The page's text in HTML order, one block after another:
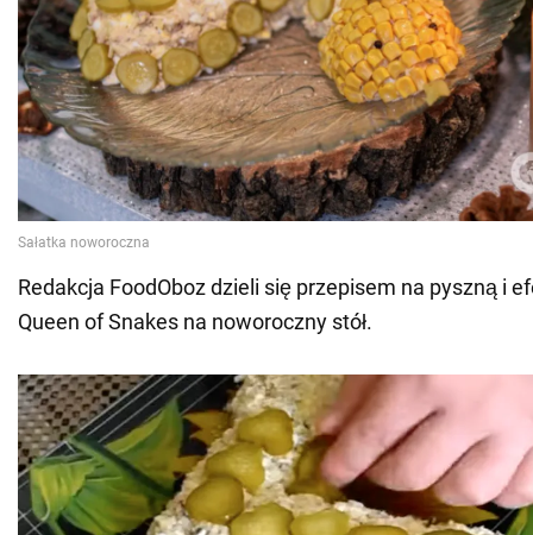
Redakcja FoodOboz dzieli się przepisem na pyszną i
Queen of Snakes na noworoczny stół.